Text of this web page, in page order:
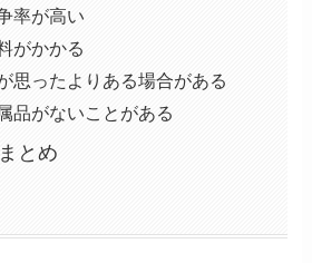
率が高い
がかかる
思ったよりある場合がある
品がないことがある
とめ